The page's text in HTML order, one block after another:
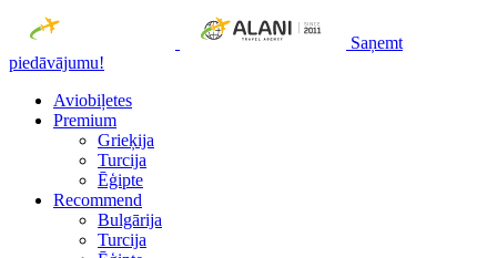
Saņemt
piedāvājumu!
Aviobiļetes
Premium
Grieķija
Turcija
Ēģipte
Recommend
Bulgārija
Turcija